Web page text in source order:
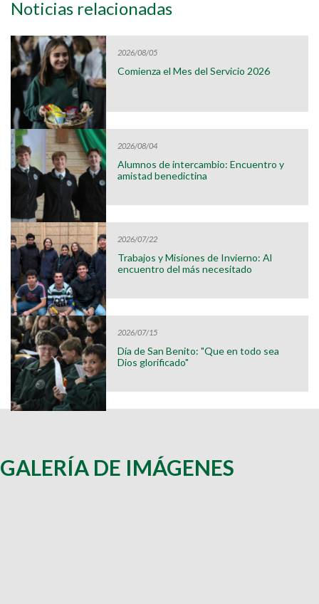
Noticias relacionadas
2026/08/05
Comienza el Mes del Servicio 2026
2026/08/04
Alumnos de intercambio: Encuentro y
amistad benedictina
2026/07/22
Trabajos y Misiones de Invierno: Al
encuentro del más necesitado
2026/07/15
Día de San Benito: "Que en todo sea
Dios glorificado"
GALERÍA DE IMÁGENES